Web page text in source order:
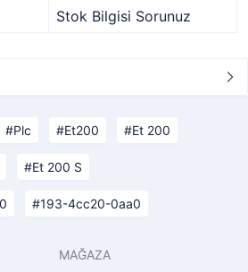
Stok Bilgisi Sorunuz
Plc Et200 Et 200
Et 200 S
193-4cc20-0aa0
MAĞAZA